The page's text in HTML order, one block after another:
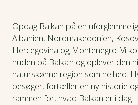
Prisinfo
Dagsprogram
Hotel
Opdag Balkan på en
Albanien, Nordmakedonien,
Hercegovina og Montenegro. Vi
huden på Balkan og oplever den
naturskønne region som helhed.
besøger, fortæller en ny historie
rammen for, hvad Balkan er i dag.